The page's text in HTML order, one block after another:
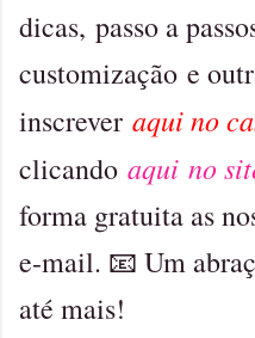
dicas, passo a
customização e
inscrever aqui no
clicando aqui no
forma gratuita as
e-mail. 📧 Um
até mais!